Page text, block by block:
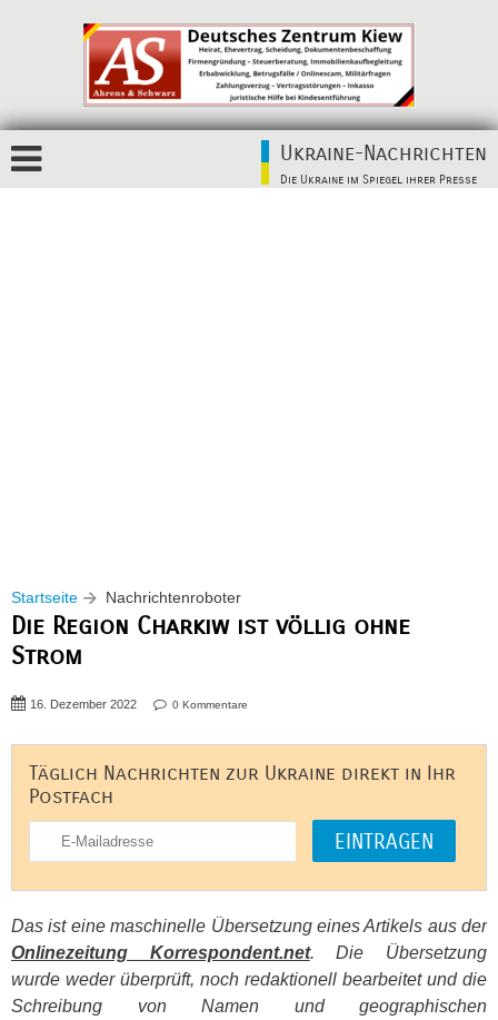
Ukraine-Nachrichten
Die Ukraine im Spiegel ihrer Presse
Startseite Nachrichtenroboter
Die Region Charkiw ist völlig ohne
Strom
16. Dezember 2022 0 Kommentare
Täglich Nachrichten zur Ukraine direkt in Ihr
Postfach
Das ist eine maschinelle Übersetzung eines Artikels aus der
Onlinezeitung Korrespondent.net. Die Übersetzung
wurde weder überprüft, noch redaktionell bearbeitet und die
Schreibung von Namen und geographischen